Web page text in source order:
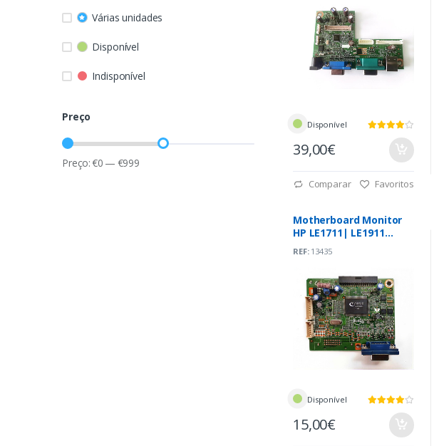
Várias unidades
Disponível
Indisponível
Preço
Preço:€0 — €999
Disponível
39,00€
Comparar Favoritos
Motherboard Monitor
HP LE1711| LE1911
REF:13435
Disponível
15,00€